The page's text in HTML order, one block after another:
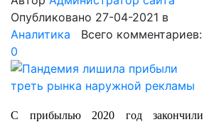
Опубликовано 27-04-2021 в
Аналитика Всего комментариев:
0
С прибылью 2020 год закончили